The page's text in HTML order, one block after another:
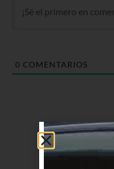
0 COMENTARIOS